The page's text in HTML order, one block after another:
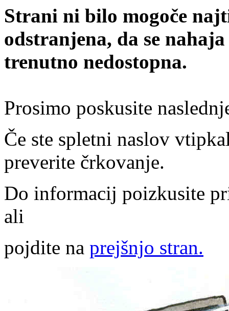
Strani ni bilo mogoče
odstranjena, da se
trenutno nedostopna.
Prosimo poskusite
Če ste spletni naslov
preverite črkovanje.
Do informacij poizkusite
ali
pojdite na prejšnjo stran.